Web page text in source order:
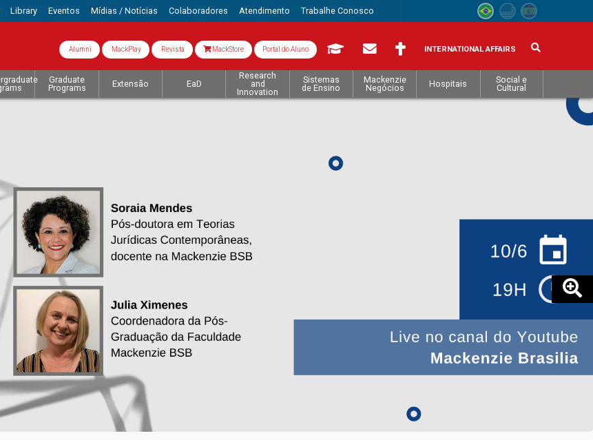
Library Eventos Mídias / Notícias Colaboradores Atendimento Trabalhe Conosco
Alumni MackPlay Revista MackStore Portal do Aluno INTERNATIONAL AFFAIRS
Graduate
Programs
Extensão EaD
Research
and
Innovation
Sistemas
de Ensino
Mackenzie
Negócios
Hospitais
Social e
Cultural